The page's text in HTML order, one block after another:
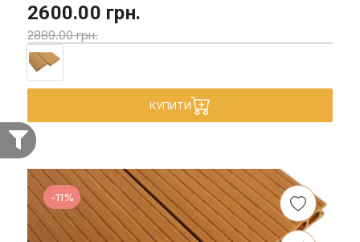
2600.00 грн.
2889.00 грн.
КУПИТИ
-11%